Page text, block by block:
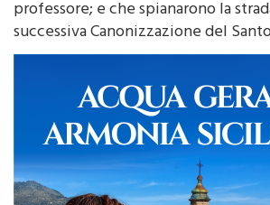
successiva Canonizzazione del